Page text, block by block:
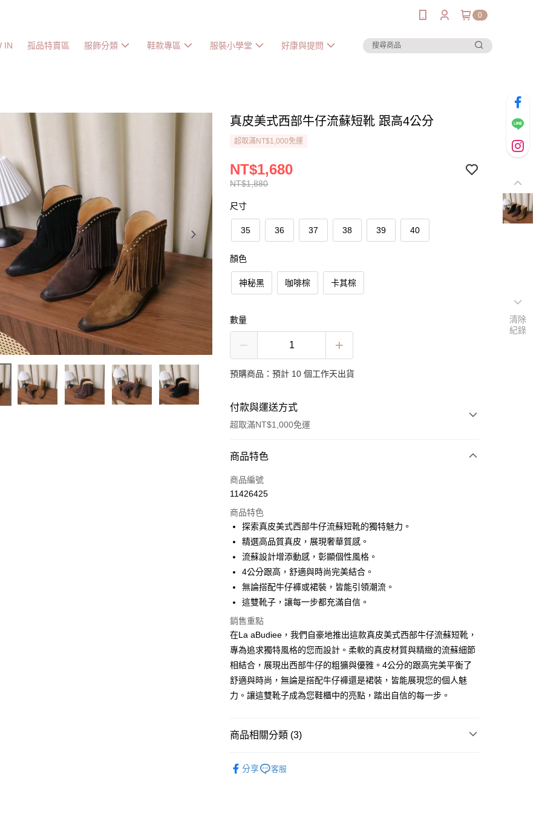
0
IN 孤品特賣區 服飾分類 鞋款專區 服裝小學堂 好康與提問
真皮美式西部牛仔流蘇短靴 跟高4公分
超取滿NT$1,000免運
NT$1,880
NT$1,680
尺寸
35 36 37 38 39 40
顏色
神秘黑 咖啡棕 卡其棕
數量
預購商品：預計 10 個工作天出貨
付款與運送方式
超取滿NT$1,000免運
付款方式
信用卡一次付款
街口支付
悠遊付
ATM付款
貨到付款
付款後全家純取貨
每筆NT$100，滿NT$1,000(含以上)免運費
付款後7-11純取貨
宅配
宅配貨到付款
商品特色
商品編號
11426425
商品特色
探索真皮美式西部牛仔流蘇短靴的獨特魅力。
精選高品質真皮，展現奢華質感。
流蘇設計增添動感，彰顯個性風格。
4公分跟高，舒適與時尚完美結合。
無論搭配牛仔褲或裙裝，皆能引領潮流。
這雙靴子，讓每一步都充滿自信。
銷售重點
在La aBudiee，我們自豪地推出這款真皮美式西部牛仔流蘇短靴，
專為追求獨特風格的您而設計。柔軟的真皮材質與精緻的流蘇細節
相結合，展現出西部牛仔的粗獷與優雅。4公分的跟高完美平衡了
舒適與時尚，無論是搭配牛仔褲還是裙裝，皆能展現您的個人魅
力。讓這雙靴子成為您鞋櫃中的亮點，踏出自信的每一步。
商品相關分類 (3)
分享 客服
清除
紀錄